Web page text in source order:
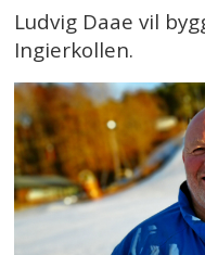
Ludvig Daae vil
Ingierkollen.